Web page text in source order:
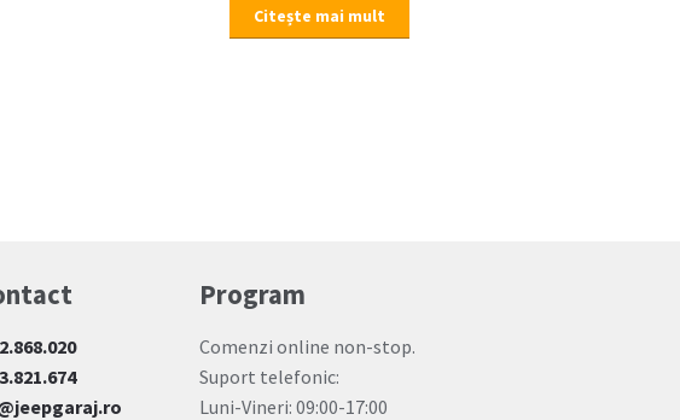
Citește mai mult
Program
Comenzi online non-stop.
Suport telefonic:
Luni-Vineri: 09:00-17:00